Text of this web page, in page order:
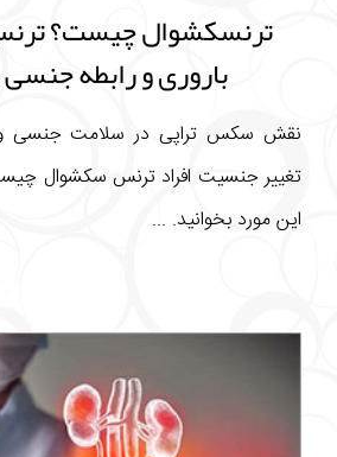
ترنسکشوال چیست؟
باروری و رابطه
نقش سکس تراپی در سلامت جنسی
تغییر جنسیت افراد ترنس سکشوال
این مورد بخوانید. ...